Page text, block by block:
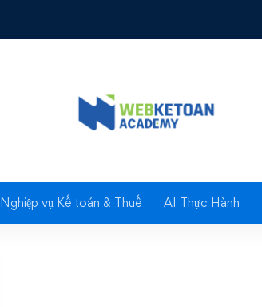
Nghiệp vụ Kế toán & Thuế AI Thực Hành